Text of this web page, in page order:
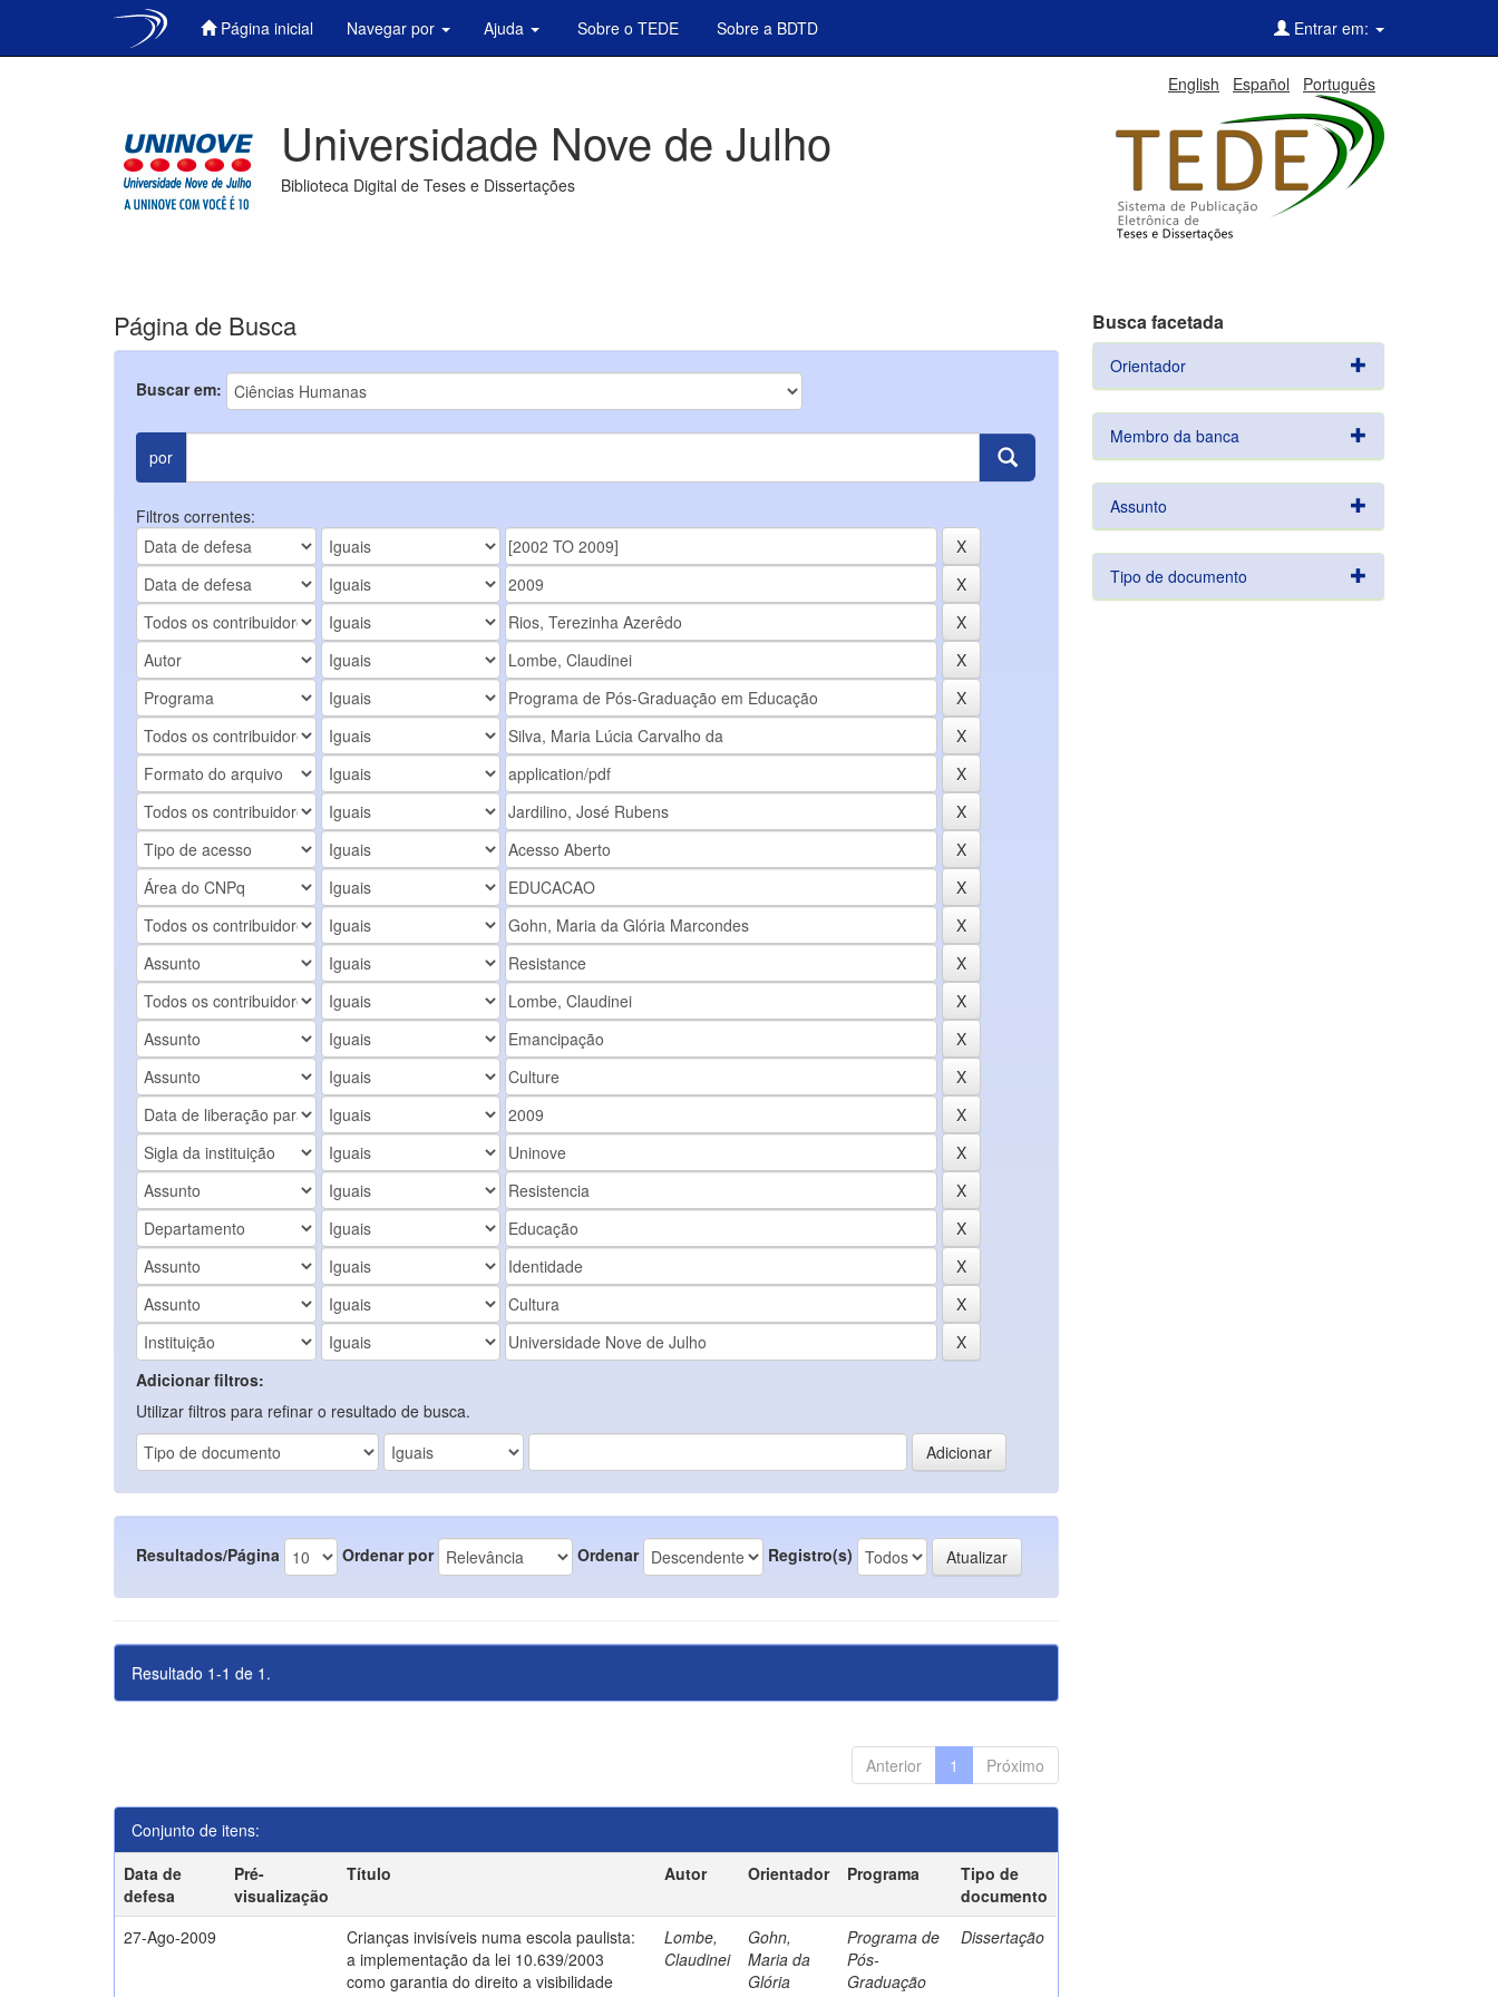
Página inicial Navegar por Ajuda Sobre o TEDE Sobre a BDTD Entrar em:
English Español Português
Universidade Nove de Julho
Biblioteca Digital de Teses e Dissertações
Página de Busca
Buscar em:
por
Filtros correntes:
Adicionar filtros:
Utilizar filtros para refinar o resultado de busca.
Resultados/Página Ordenar por Ordenar Registro(s)
Resultado 1-1 de 1.
Anterior 1 Próximo
Conjunto de itens:
Data de
defesa
Pré-
visualização
Título Autor Orientador Programa
Tipo de
documento
27-Ago-2009
Crianças invisíveis numa escola paulista:
a implementação da lei 10.639/2003
como garantia do direito a visibilidade
Lombe,
Claudinei
Gohn,
Maria da
Glória
Programa de
Pós-
Graduação
Dissertação
Busca facetada
Orientador
Membro da banca
Assunto
Tipo de documento